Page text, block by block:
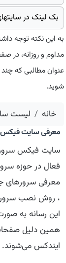
بک لینک در
به این نکته توجه
مداوم و روزانه، در
عنوان مطالبی که
شوید.
خانه لیست
معرفی سایت
فعال در حوزه
معرفی سرورهای
، روش نصب
این رسانه به
همین دلیل
ایندکس می‌شوند.